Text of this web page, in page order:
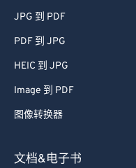
JPG 到 PDF
PDF 到 JPG
HEIC 到 JPG
Image 到 PDF
图像转换器
文档&电子书